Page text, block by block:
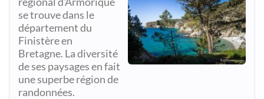
se trouve dans le
département du
Finistère en
Bretagne. La diversité
de ses paysages en fait
une superbe région de
randonnées.